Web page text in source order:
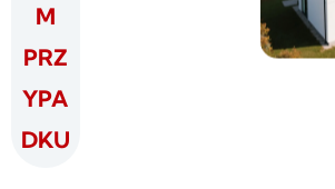
M
PRZ
YPA
DKU